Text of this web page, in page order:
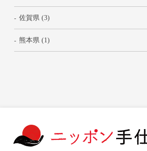
佐賀県 (3)
熊本県 (1)